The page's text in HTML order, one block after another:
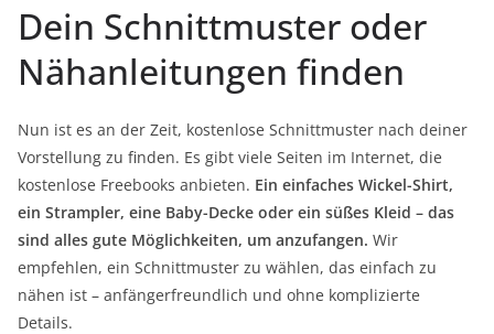
Dein Schnittmuster oder
Nähanleitungen finden
Nun ist es an der Zeit, kostenlose Schnittmuster nach deiner
Vorstellung zu finden. Es gibt viele Seiten im Internet, die
kostenlose Freebooks anbieten. Ein einfaches Wickel-Shirt,
ein Strampler, eine Baby-Decke oder ein süßes Kleid – das
sind alles gute Möglichkeiten, um anzufangen. Wir
empfehlen, ein Schnittmuster zu wählen, das einfach zu
nähen ist – anfängerfreundlich und ohne komplizierte
Details.